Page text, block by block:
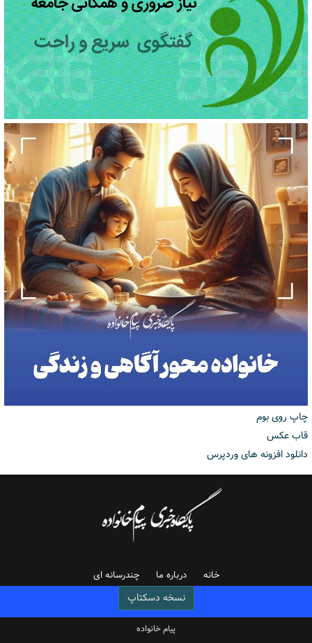
چاپ روی بوم
قاب عکس
دانلود افزونه های وردپرس
خانه درباره ما چندرسانه ای
نسخه دسکتاپ
پیام خانواده